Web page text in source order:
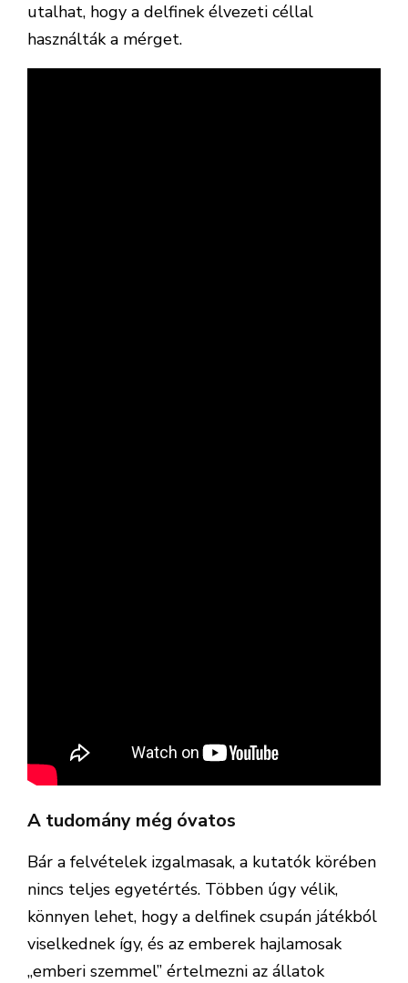
utalhat, hogy a delfinek élvezeti céllal
használták a mérget.
A tudomány még óvatos
Bár a felvételek izgalmasak, a kutatók körében
nincs teljes egyetértés. Többen úgy vélik,
könnyen lehet, hogy a delfinek csupán játékból
viselkednek így, és az emberek hajlamosak
„emberi szemmel” értelmezni az állatok